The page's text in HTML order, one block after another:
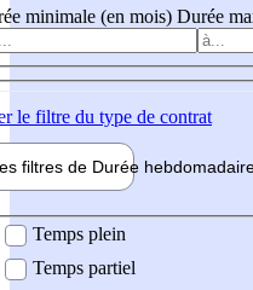
minimale (en mois) Durée
le filtre du type de contrat
filtres de Durée hebdo
Temps plein
Temps partiel